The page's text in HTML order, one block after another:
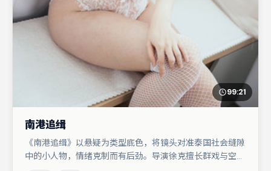
99:21
南港追缉
《南港追缉》以悬疑为类型底色，将镜头对准泰国社会缝隙
中的小人物，情绪克制而有后劲。导演徐克擅长群戏与空间